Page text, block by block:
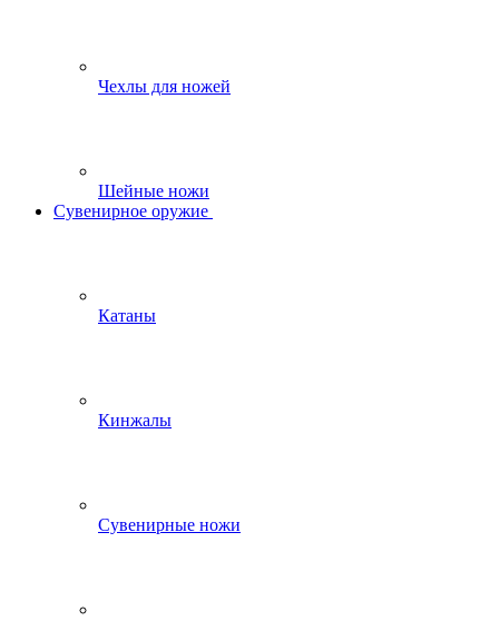
Чехлы для ножей
Шейные ножи
Сувенирное оружие
Катаны
Кинжалы
Сувенирные ножи